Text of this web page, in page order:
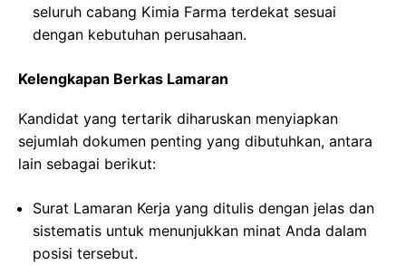
seluruh cabang Kimia Farma terdekat sesuai
dengan kebutuhan perusahaan.
Kelengkapan Berkas Lamaran
Kandidat yang tertarik diharuskan menyiapkan
sejumlah dokumen penting yang dibutuhkan, antara
lain sebagai berikut:
Surat Lamaran Kerja yang ditulis dengan jelas dan
sistematis untuk menunjukkan minat Anda dalam
posisi tersebut.